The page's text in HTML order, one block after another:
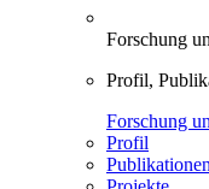
Forschung
Profil,
Forschung
Profil
Publikationen